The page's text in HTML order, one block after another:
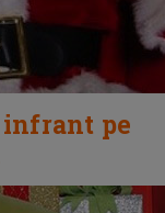
pe